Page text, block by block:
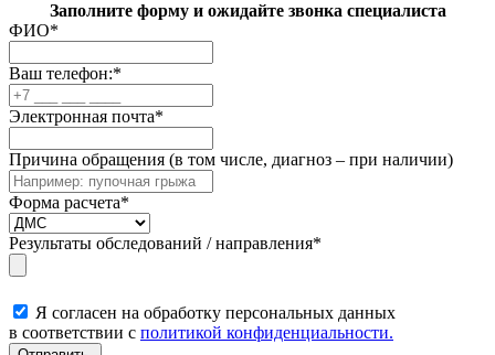
Заполните форму и ожидайте звонка специалиста
ФИО*
Ваш телефон:*
Электронная почта*
Причина обращения (в том числе, диагноз – при наличии)
Форма расчета*
Результаты обследований / направления*
Я согласен на обработку персональных данных
в соответствии с политикой конфиденциальности.